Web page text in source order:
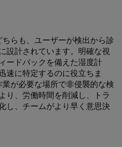
らも、ユーザーが検出から診
設計されています。明確な視
ードバックを備えた湿度計
速に特定するのに役立ちま
が必要な場所で非侵襲的な検
り、労働時間を削減し、トラ
し、チームがより早く意思決